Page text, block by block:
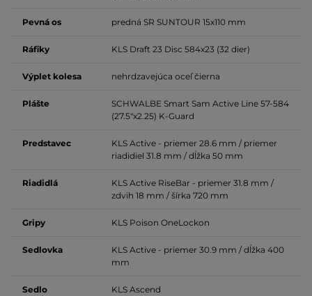
Pevná os predná SR SUNTOUR 15x110 mm
Ráfiky KLS Draft 23 Disc 584x23 (32 dier)
Výplet kolesa nehrdzavejúca oceľ čierna
Plášte
SCHWALBE Smart Sam Active Line 57-584
(27.5"x2.25) K-Guard
Predstavec
KLS Active - priemer 28.6 mm / priemer
riadidiel 31.8 mm / dĺžka 50 mm
Riadidlá
KLS Active RiseBar - priemer 31.8 mm /
zdvih 18 mm / šírka 720 mm
Gripy KLS Poison OneLockon
Sedlovka
KLS Active - priemer 30.9 mm / dĺžka 400
mm
Sedlo KLS Ascend